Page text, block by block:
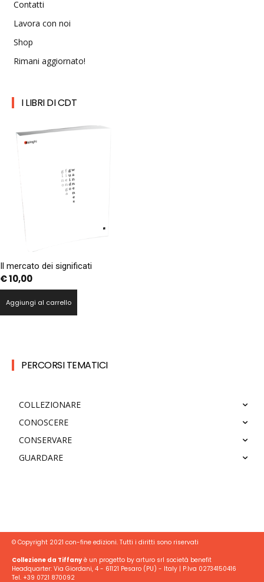
Contatti
Lavora con noi
Shop
Rimani aggiornato!
I LIBRI DI CDT
Il mercato dei significati
€10,00
Aggiungi al carrello
PERCORSI TEMATICI
COLLEZIONARE
CONOSCERE
CONSERVARE
GUARDARE
© Copyright 2021 con-fine edizioni. Tutti i diritti sono riservati
Collezione da Tiffanyè un progetto by arturo srl società benefit
Headquarter: Via Giordani, 4 - 61121 Pesaro (PU) - Italy | P.Iva 02734150416
Tel. +39 0721 870092